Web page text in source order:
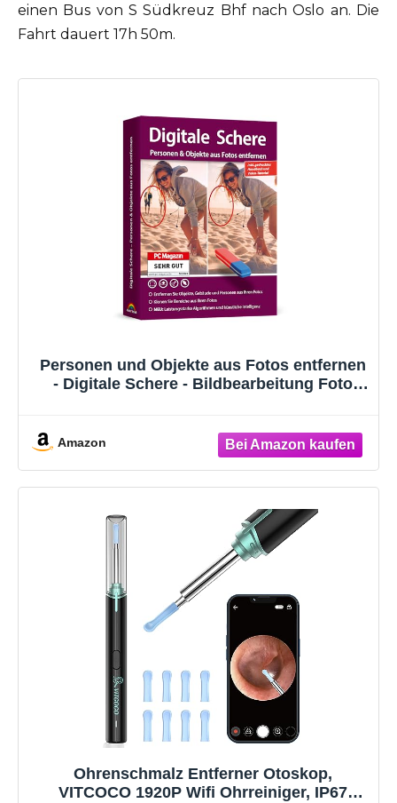
einen Bus von S Südkreuz Bhf nach Oslo an. Die
Fahrt dauert 17h 50m.
Personen und Objekte aus Fotos entfernen
- Digitale Schere - Bildbearbeitung Foto
Amazon
Ohrenschmalz Entferner Otoskop,
VITCOCO 1920P Wifi Ohrreiniger, IP67